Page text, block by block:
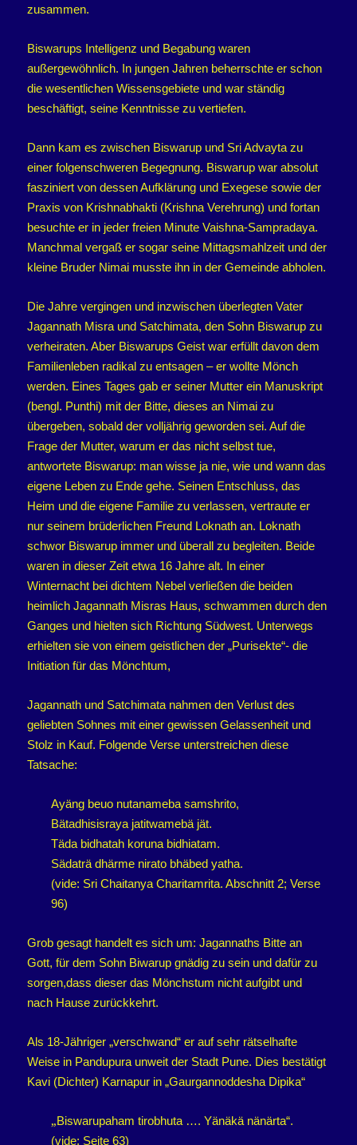
zusammen.
Biswarups Intelligenz und Begabung waren
außergewöhnlich. In jungen Jahren beherrschte er schon
die wesentlichen Wissensgebiete und war ständig
beschäftigt, seine Kenntnisse zu vertiefen.
Dann kam es zwischen Biswarup und Sri Advayta zu
einer folgenschweren Begegnung. Biswarup war absolut
fasziniert von dessen Aufklärung und Exegese sowie der
Praxis von Krishnabhakti (Krishna Verehrung) und fortan
besuchte er in jeder freien Minute Vaishna-Sampradaya.
Manchmal vergaß er sogar seine Mittagsmahlzeit und der
kleine Bruder Nimai musste ihn in der Gemeinde abholen.
Die Jahre vergingen und inzwischen überlegten Vater
Jagannath Misra und Satchimata, den Sohn Biswarup zu
verheiraten. Aber Biswarups Geist war erfüllt davon dem
Familienleben radikal zu entsagen – er wollte Mönch
werden. Eines Tages gab er seiner Mutter ein Manuskript
(bengl. Punthi) mit der Bitte, dieses an Nimai zu
übergeben, sobald der volljährig geworden sei. Auf die
Frage der Mutter, warum er das nicht selbst tue,
antwortete Biswarup: man wisse ja nie, wie und wann das
eigene Leben zu Ende gehe. Seinen Entschluss, das
Heim und die eigene Familie zu verlassen, vertraute er
nur seinem brüderlichen Freund Loknath an. Loknath
schwor Biswarup immer und überall zu begleiten. Beide
waren in dieser Zeit etwa 16 Jahre alt. In einer
Winternacht bei dichtem Nebel verließen die beiden
heimlich Jagannath Misras Haus, schwammen durch den
Ganges und hielten sich Richtung Südwest. Unterwegs
erhielten sie von einem geistlichen der „Purisekte“- die
Initiation für das Mönchtum,
Jagannath und Satchimata nahmen den Verlust des
geliebten Sohnes mit einer gewissen Gelassenheit und
Stolz in Kauf. Folgende Verse unterstreichen diese
Tatsache:
Ayäng beuo nutanameba samshrito,
Bätadhisisraya jatitwamebä jät.
Täda bidhatah koruna bidhiatam.
Sädaträ dhärme nirato bhäbed yatha.
(vide: Sri Chaitanya Charitamrita. Abschnitt 2; Verse
96)
Grob gesagt handelt es sich um: Jagannaths Bitte an
Gott, für dem Sohn Biwarup gnädig zu sein und dafür zu
sorgen,dass dieser das Mönchstum nicht aufgibt und
nach Hause zurückkehrt.
Als 18-Jähriger „verschwand“ er auf sehr rätselhafte
Weise in Pandupura unweit der Stadt Pune. Dies bestätigt
Kavi (Dichter) Karnapur in „Gaurgannoddesha Dipika“
„Biswarupaham tirobhuta …. Yänäkä nänärta“.
(vide: Seite 63)